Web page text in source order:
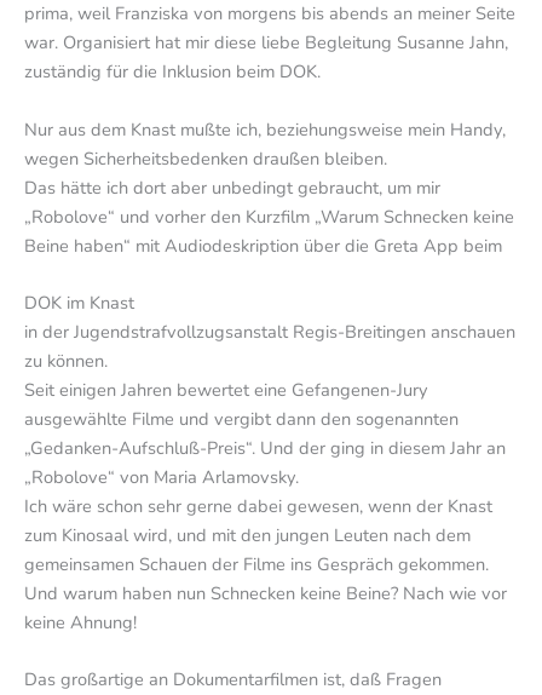
prima, weil Franziska von morgens bis abends an meiner Seite
war. Organisiert hat mir diese liebe Begleitung Susanne Jahn,
zuständig für die Inklusion beim DOK.
Nur aus dem Knast mußte ich, beziehungsweise mein Handy,
wegen Sicherheitsbedenken draußen bleiben.
Das hätte ich dort aber unbedingt gebraucht, um mir
„Robolove“ und vorher den Kurzfilm „Warum Schnecken keine
Beine haben“ mit Audiodeskription über die Greta App beim
DOK im Knast
in der Jugendstrafvollzugsanstalt Regis-Breitingen anschauen
zu können.
Seit einigen Jahren bewertet eine Gefangenen-Jury
ausgewählte Filme und vergibt dann den sogenannten
„Gedanken-Aufschluß-Preis“. Und der ging in diesem Jahr an
„Robolove“ von Maria Arlamovsky.
Ich wäre schon sehr gerne dabei gewesen, wenn der Knast
zum Kinosaal wird, und mit den jungen Leuten nach dem
gemeinsamen Schauen der Filme ins Gespräch gekommen.
Und warum haben nun Schnecken keine Beine? Nach wie vor
keine Ahnung!
Das großartige an Dokumentarfilmen ist, daß Fragen